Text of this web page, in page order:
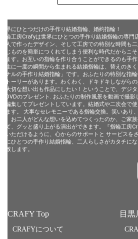
世界にひとつだけの手作り結婚指輪、婚約指輪！
指輪工房Crafyは世界にひとつの手作り結婚指輪の専門
二人で作ったデザイン、そして工房での特別な時間も二
同じものを簡単につくれてしまう便利な時代だからこ
います。お互いの指輪を作り合うことができるのも手
一生に一度の瞬間から生まれる結婚指輪は、替えのき
ジナルの手作り結婚指輪」です。おふたりの特別な指
ストーリーがあります。わくわく、ドキドキしながら
の大切な想い出も作品にしたい！ということで、デジ
やDVDのプレゼント. おふたりの制作風景を動画で撮影
に編集してプレゼントしています。結婚式や二次会で
います。 大事なセレモニーである指輪交換。笑いあり
ば、お二人がどんな想いを込めてつくったのか、ご家
して、グッと盛り上がる演出ができます。『指輪工房
ていただけるように、心からのサポートと サービスを
界にひとつの手作り結婚指輪、二人らしさがカタチに
生致します。
CRAFY Top
CRAFYについて
目黒